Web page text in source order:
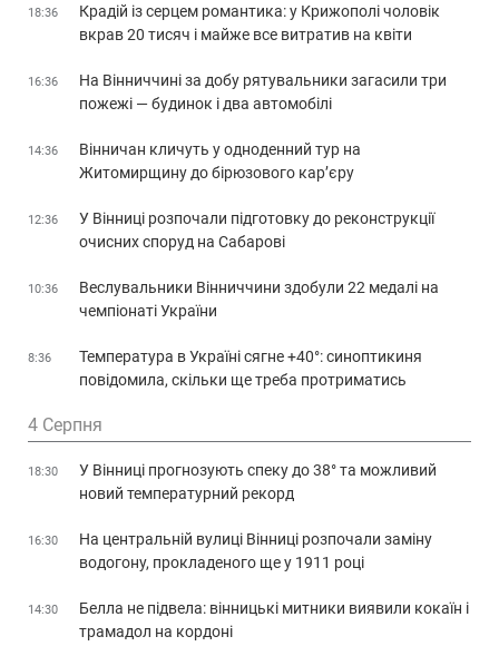
18:36
Крадій із серцем романтика: у Крижополі чоловік
вкрав 20 тисяч і майже все витратив на квіти
16:36
На Вінниччині за добу рятувальники загасили три
пожежі — будинок і два автомобілі
14:36
Вінничан кличуть у одноденний тур на
Житомирщину до бірюзового кар’єру
12:36
У Вінниці розпочали підготовку до реконструкції
очисних споруд на Сабарові
10:36
Веслувальники Вінниччини здобули 22 медалі на
чемпіонаті України
8:36
Температура в Україні сягне +40°: синоптикиня
повідомила, скільки ще треба протриматись
4 Серпня
18:30
У Вінниці прогнозують спеку до 38° та можливий
новий температурний рекорд
16:30
На центральній вулиці Вінниці розпочали заміну
водогону, прокладеного ще у 1911 році
14:30
Белла не підвела: вінницькі митники виявили кокаїн і
трамадол на кордоні